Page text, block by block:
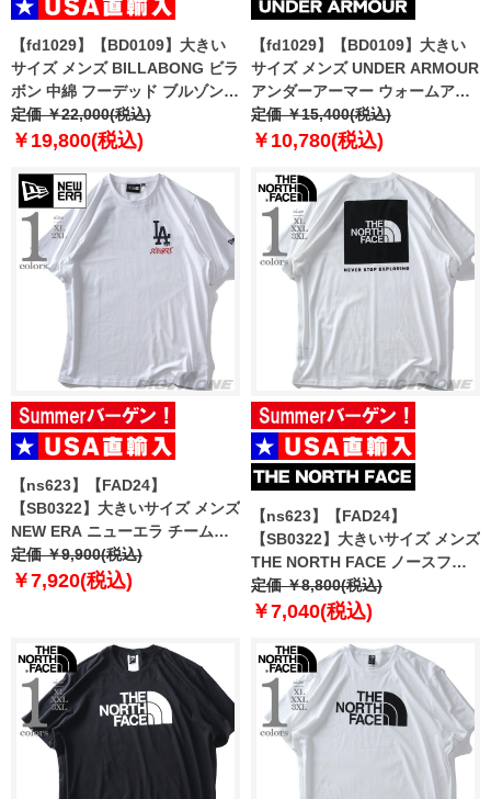
【fd1029】【BD0109】大きい
サイズ メンズ BILLABONG ビラ
ボン 中綿 フーデッド ブルゾン
ジャケット Journey Hooded
Zip-Up Puffer Jacket USA直輸
定価 ￥22,000(税込)
￥19,800(税込)
【fd1029】【BD0109】大きい
サイズ メンズ UNDER ARMOUR
アンダーアーマー ウォームアッ
プ ジャケット アウター スポーツ
ウェア USA 直輸入 1270403
定価 ￥15,400(税込)
￥10,780(税込)
【ns623】【FAD24】
【SB0322】大きいサイズ メンズ
NEW ERA ニューエラ チームロ
ゴ グラフィック バックプリント
半袖 Tシャツ ロサンゼルスドジ
定価 ￥9,900(税込)
￥7,920(税込)
【ns623】【FAD24】
【SB0322】大きいサイズ メンズ
THE NORTH FACE ノースフェ
イス プリント 半袖 Tシャツ BOX
NSE TEE USA直輸入 nf0a812h-
定価 ￥8,800(税込)
￥7,040(税込)